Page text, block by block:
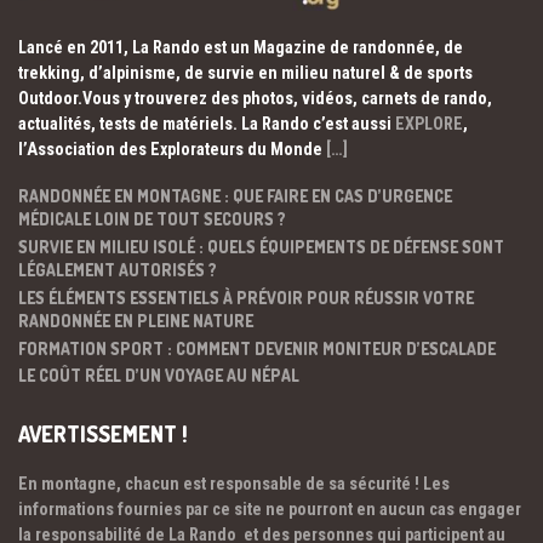
Lancé en 2011, La Rando est un Magazine de randonnée, de
trekking, d’alpinisme, de survie en milieu naturel & de sports
Outdoor.Vous y trouverez des photos, vidéos, carnets de rando,
actualités, tests de matériels. La Rando c’est aussi EXPLORE,
l’Association des Explorateurs du Monde […]
RANDONNÉE EN MONTAGNE : QUE FAIRE EN CAS D’URGENCE
MÉDICALE LOIN DE TOUT SECOURS ?
SURVIE EN MILIEU ISOLÉ : QUELS ÉQUIPEMENTS DE DÉFENSE SONT
LÉGALEMENT AUTORISÉS ?
LES ÉLÉMENTS ESSENTIELS À PRÉVOIR POUR RÉUSSIR VOTRE
RANDONNÉE EN PLEINE NATURE
FORMATION SPORT : COMMENT DEVENIR MONITEUR D’ESCALADE
LE COÛT RÉEL D’UN VOYAGE AU NÉPAL
AVERTISSEMENT !
En montagne, chacun est responsable de sa sécurité ! Les
informations fournies par ce site ne pourront en aucun cas engager
la responsabilité de La Rando et des personnes qui participent au